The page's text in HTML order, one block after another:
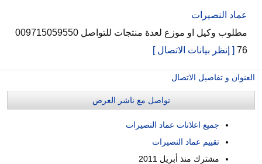
عماد النصيرات
مطلوب وكيل او موزع لعدة منتجات للتواصل 009715059550
76 [ إنظر بيانات الاتصال ]
العنوان و تفاصيل الاتصال
تواصل مع ناشر العرض
جميع اعلانات عماد النصيرات
تقييم عماد النصيرات
مشترك منذ أبريل 2011